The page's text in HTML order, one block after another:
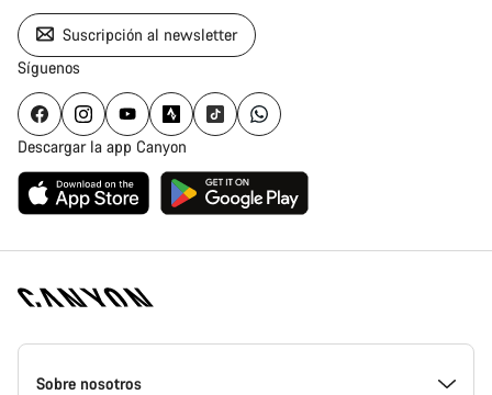
Suscripción al newsletter
Síguenos
Descargar la app Canyon
Canyon
Homepage
Sobre nosotros